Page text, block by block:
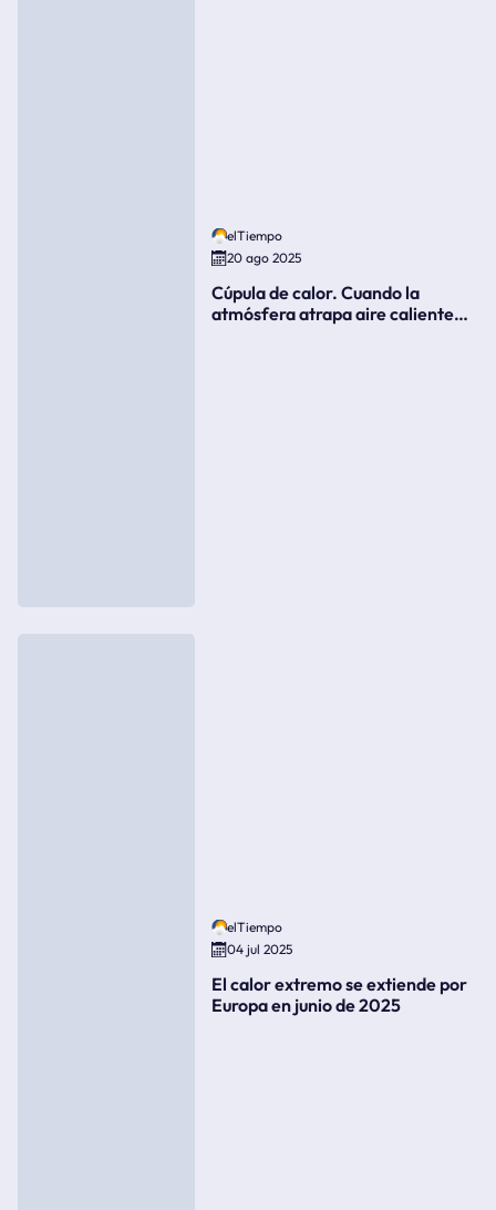
elTiempo
20 ago 2025
Cúpula de calor. Cuando la
atmósfera atrapa aire caliente
elTiempo
04 jul 2025
El calor extremo se extiende por
Europa en junio de 2025